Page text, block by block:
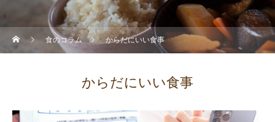
食のコラム からだにいい食事
からだにいい食事